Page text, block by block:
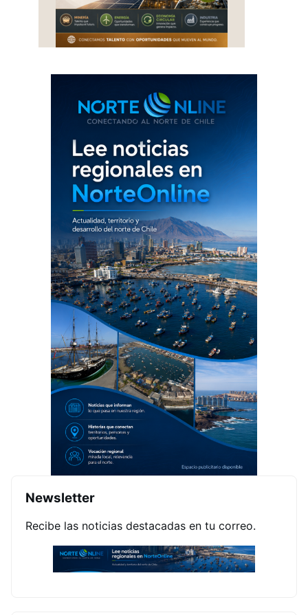
Newsletter
Recibe las noticias destacadas en tu correo.